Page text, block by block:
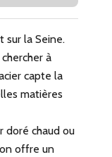
sur la Seine.
à
capte la
matières
doré chaud ou
offre un